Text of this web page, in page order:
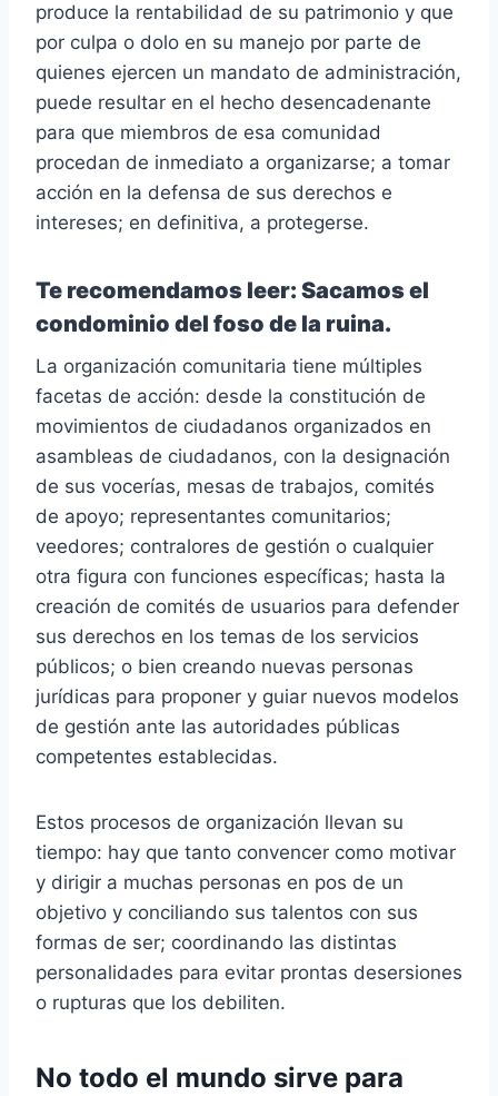
produce la rentabilidad de su patrimonio y que
por culpa o dolo en su manejo por parte de
quienes ejercen un mandato de administración,
puede resultar en el hecho desencadenante
para que miembros de esa comunidad
procedan de inmediato a organizarse; a tomar
acción en la defensa de sus derechos e
intereses; en definitiva, a protegerse.
Te recomendamos leer: Sacamos el
condominio del foso de la ruina.
La organización comunitaria tiene múltiples
facetas de acción: desde la constitución de
movimientos de ciudadanos organizados en
asambleas de ciudadanos, con la designación
de sus vocerías, mesas de trabajos, comités
de apoyo; representantes comunitarios;
veedores; contralores de gestión o cualquier
otra figura con funciones específicas; hasta la
creación de comités de usuarios para defender
sus derechos en los temas de los servicios
públicos; o bien creando nuevas personas
jurídicas para proponer y guiar nuevos modelos
de gestión ante las autoridades públicas
competentes establecidas.
Estos procesos de organización llevan su
tiempo: hay que tanto convencer como motivar
y dirigir a muchas personas en pos de un
objetivo y conciliando sus talentos con sus
formas de ser; coordinando las distintas
personalidades para evitar prontas desersiones
o rupturas que los debiliten.
No todo el mundo sirve para